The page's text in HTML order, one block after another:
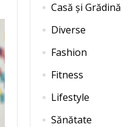
Casă și Grădină
Diverse
Fashion
Fitness
Lifestyle
Sănătate